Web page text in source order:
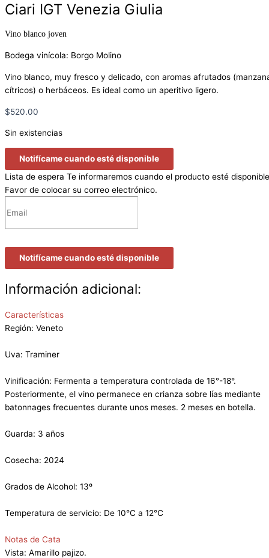
Ciari IGT Venezia Giulia
Vino blanco joven
Bodega vinícola: Borgo Molino
Vino blanco, muy fresco y delicado, con aromas afrutados
cítricos) o herbáceos. Es ideal como un aperitivo ligero.
$520.00
Sin existencias
Notifícame cuando esté disponible
Lista de espera Te informaremos cuando el producto esté
Favor de colocar su correo electrónico.
Notifícame cuando esté disponible
Información adicional:
Características
Región: Veneto
Uva: Traminer
Vinificación: Fermenta a temperatura controlada de 16°-18°.
Posteriormente, el vino permanece en crianza sobre lías mediante
batonnages frecuentes durante unos meses. 2 meses en botella.
Guarda: 3 años
Cosecha: 2024
Grados de Alcohol: 13º
Temperatura de servicio: De 10°C a 12°C
Notas de Cata
Vista: Amarillo pajizo.